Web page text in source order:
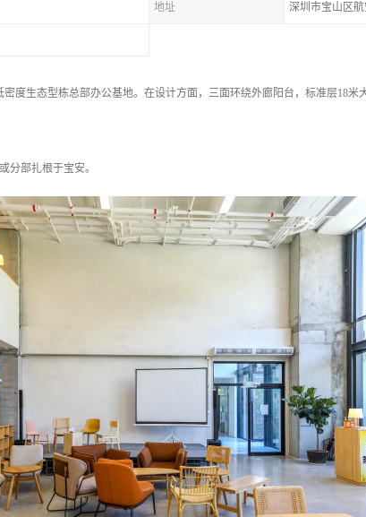
地址 深圳市宝山区
度生态型栋总部办公基地。在设计方面，三面环绕外廊阳台，标准层18米
分部扎根于宝安。